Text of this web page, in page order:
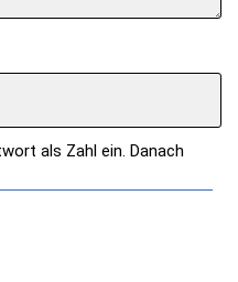
als Zahl ein. Danach